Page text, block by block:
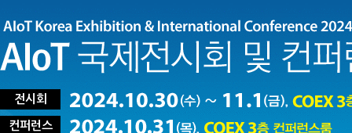
전시회
컨퍼런스